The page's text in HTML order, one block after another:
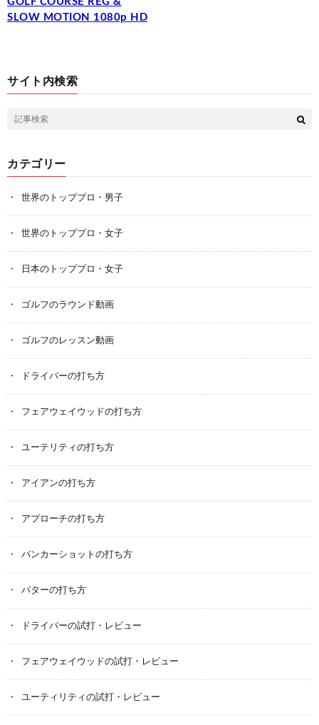
SLOW MOTION 1080p HD
サイト内検索
カテゴリー
世界のトッププロ・男子
世界のトッププロ・女子
日本のトッププロ・女子
ゴルフのラウンド動画
ゴルフのレッスン動画
ドライバーの打ち方
フェアウェイウッドの打ち方
ユーテリティの打ち方
アイアンの打ち方
アプローチの打ち方
バンカーショットの打ち方
パターの打ち方
ドライバーの試打・レビュー
フェアウェイウッドの試打・レビュー
ユーティリティの試打・レビュー